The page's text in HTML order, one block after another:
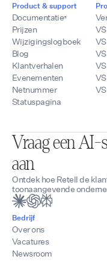
Product & support
Documentatie
Prijzen
Wijzigingslogboek
Blog
Klantverhalen
Evenementen
Netnummer
Statuspagina
Vraag een
aan
Ontdek hoe Retell de
toonaangevende
Bedrijf
Over ons
Vacatures
Newsroom